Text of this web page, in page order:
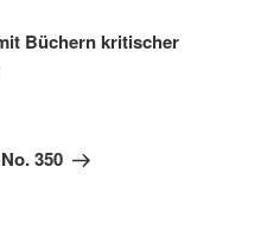
Büchern kritischer
350